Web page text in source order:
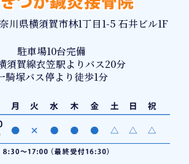
川県横須賀市林1丁目1-5 石井ビル1F
駐車場10台完備
須賀線衣笠駅よりバス20分
騎塚バス停より徒歩1分